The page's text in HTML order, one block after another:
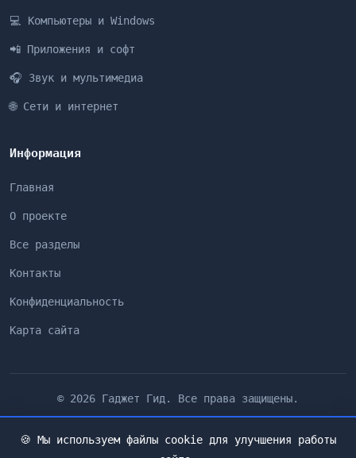
💻 Компьютеры и Windows
📲 Приложения и софт
🎧 Звук и мультимедиа
🌐 Сети и интернет
Информация
Главная
О проекте
Все разделы
Контакты
Конфиденциальность
Карта сайта
© 2026 Гаджет Гид. Все права защищены.
🍪 Мы используем файлы cookie для улучшения работы